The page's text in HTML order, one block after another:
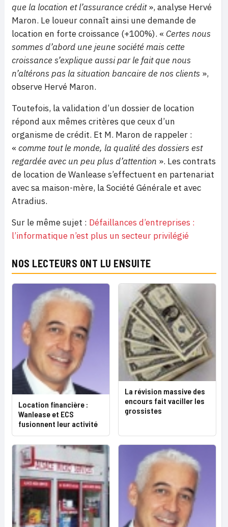
que la location et l’assurance crédit», analyse Hervé
Maron. Le loueur connaît ainsi une demande de
location en forte croissance (+100%). « Certes nous
sommes d’abord une jeune société mais cette
croissance s’explique aussi par le fait que nous
n’altérons pas la situation bancaire de nos clients »,
observe Hervé Maron.
Toutefois, la validation d’un dossier de location
répond aux mêmes critères que ceux d’un
organisme de crédit. Et M. Maron de rappeler :
« comme tout le monde, la qualité des dossiers est
regardée avec un peu plus d’attention ». Les contrats
de location de Wanlease s’effectuent en partenariat
avec sa maison-mère, la Société Générale et avec
Atradius.
Sur le même sujet : Défaillances d’entreprises :
l’informatique n’est plus un secteur privilégié
NOS LECTEURS ONT LU ENSUITE
Location financière :
Wanlease et ECS
fusionnent leur activité
La révision massive des
encours fait vaciller les
grossistes